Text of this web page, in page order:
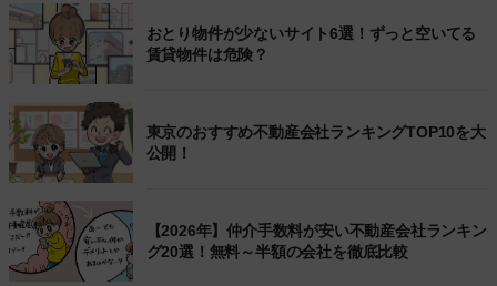
おとり物件が少ないサイト6選！ずっと空いてる
賃貸物件は危険？
東京のおすすめ不動産会社ランキングTOP10を大
公開！
【2026年】仲介手数料が安い不動産会社ランキン
グ20選！無料～半額の会社を徹底比較